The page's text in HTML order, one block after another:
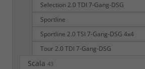
Selection 2.0 TDI 7-Gang-DSG
Sportline
Sportline 2.0 TSI 7-Gang-DSG 4x4
Tour 2.0 TDI 7-Gang-DSG
Scala 43